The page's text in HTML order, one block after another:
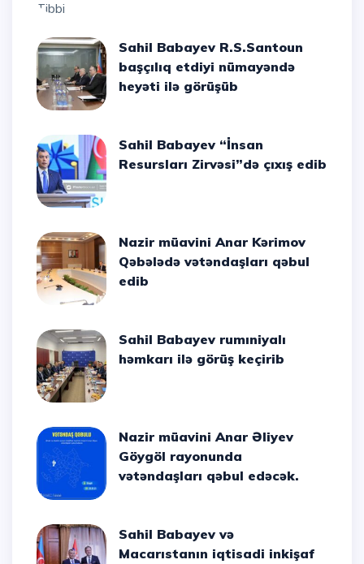
Sahil Babayev R.S.Santoun
başçılıq etdiyi nümayəndə
heyəti ilə görüşüb
Sahil Babayev “İnsan
Resursları Zirvəsi”də çıxış edib
Nazir müavini Anar Kərimov
Qəbələdə vətəndaşları qəbul
edib
Sahil Babayev rumıniyalı
həmkarı ilə görüş keçirib
Nazir müavini Anar Əliyev
Göygöl rayonunda
vətəndaşları qəbul edəcək.
Sahil Babayev və
Macarıstanın iqtisadi inkişaf